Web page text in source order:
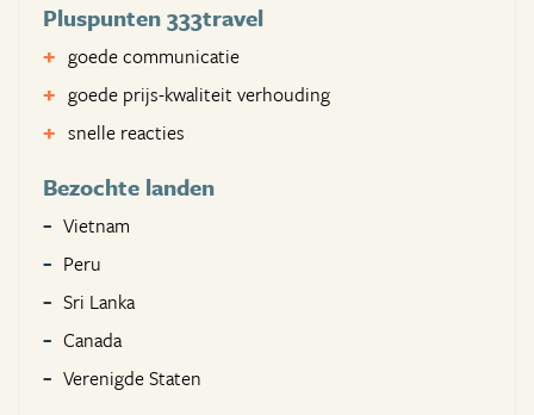
Pluspunten 333travel
goede communicatie
goede prijs-kwaliteit verhouding
snelle reacties
Bezochte landen
Vietnam
Peru
Sri Lanka
Canada
Verenigde Staten